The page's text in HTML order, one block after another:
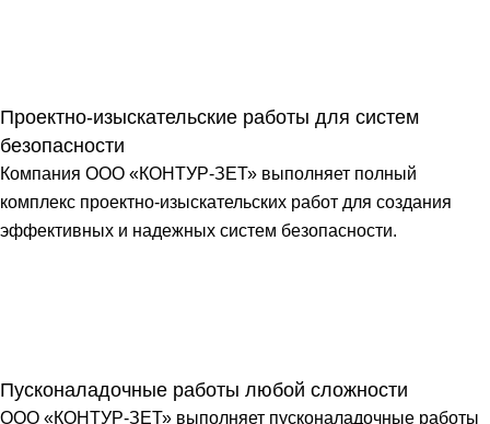
Проектно-изыскательские работы для систем
безопасности
Компания ООО «КОНТУР-ЗЕТ» выполняет полный
комплекс проектно-изыскательских работ для создания
эффективных и надежных систем безопасности.
Пусконаладочные работы любой сложности
ООО «КОНТУР-ЗЕТ» выполняет пусконаладочные работы